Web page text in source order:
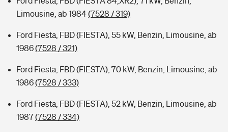
Limousine, ab 1984(7528 / 319)
Ford Fiesta, FBD (FIESTA), 55 kW, Benzin, Limousine, ab
1986(7528 / 321)
Ford Fiesta, FBD (FIESTA), 70 kW, Benzin, Limousine, ab
1986(7528 / 333)
Ford Fiesta, FBD (FIESTA), 52 kW, Benzin, Limousine, ab
1987(7528 / 334)